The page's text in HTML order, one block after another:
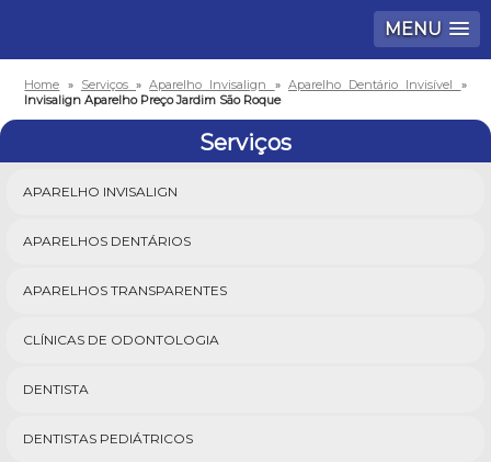
MENU
Home » Serviços»Aparelho Invisalign » Aparelho Dentário Invisível »
Invisalign Aparelho Preço Jardim São Roque
Serviços
APARELHO INVISALIGN
APARELHOS DENTÁRIOS
APARELHOS TRANSPARENTES
CLÍNICAS DE ODONTOLOGIA
DENTISTA
DENTISTAS PEDIÁTRICOS